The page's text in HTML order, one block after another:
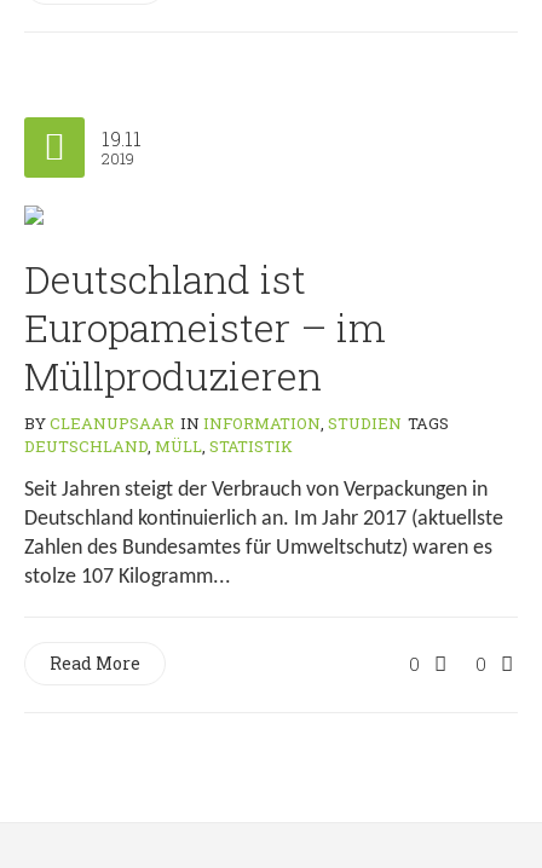
19.11
2019
Deutschland ist
Europameister – im
Müllproduzieren
BYCLEANUPSAAR IN INFORMATION, STUDIEN TAGS
DEUTSCHLAND, MÜLL, STATISTIK
Seit Jahren steigt der Verbrauch von Verpackungen in
Deutschland kontinuierlich an. Im Jahr 2017 (aktuellste
Zahlen des Bundesamtes für Umweltschutz) waren es
stolze 107 Kilogramm...
0 0
Read More